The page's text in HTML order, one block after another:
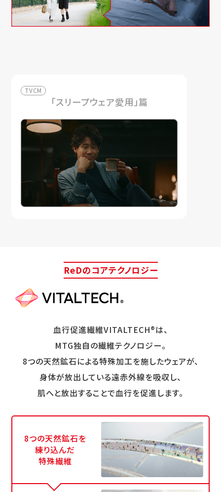
TVCM
「スリープウェア愛用」篇
ReDのコアテクノロジー
血行促進繊維VITALTECH®は、
MTG独自の繊維テクノロジー。
8つの天然鉱石による特殊加工を施したウェアが、
身体が放出している遠赤外線を吸収し、
肌へと放出することで血行を促進します。
8つの天然鉱石を
練り込んだ
特殊繊維